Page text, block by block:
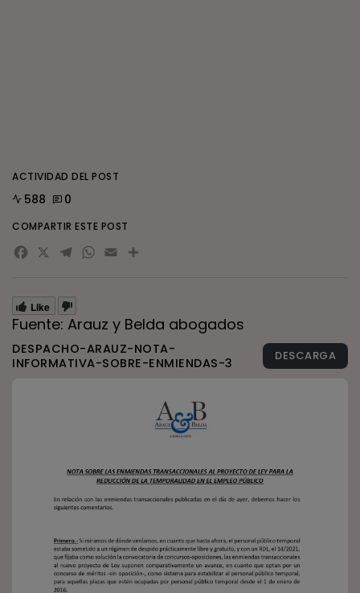
Like
Fuente: Arauz y Belda abogados
DESPACHO-ARAUZ-NOTA-
INFORMATIVA-SOBRE-ENMIENDAS-3
DESCARGA
ACTIVIDAD DEL POST
588 0
COMPARTIR ESTE POST
Facebook
X Telegram
WhatsApp
EmailCompartir